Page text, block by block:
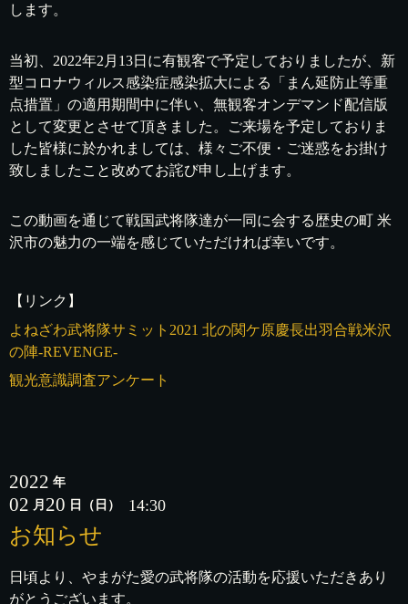
します。
当初、2022年2月13日に有観客で予定しておりましたが、新
型コロナウィルス感染症感染拡大による「まん延防止等重
点措置」の適用期間中に伴い、無観客オンデマンド配信版
として変更とさせて頂きました。ご来場を予定しておりま
した皆様に於かれましては、様々ご不便・ご迷惑をお掛け
致しましたこと改めてお詫び申し上げます。
この動画を通じて戦国武将隊達が一同に会する歴史の町 米
沢市の魅力の一端を感じていただければ幸いです。
【リンク】
よねざわ武将隊サミット2021 北の関ケ原慶長出羽合戦米沢
の陣-REVENGE-
観光意識調査アンケート
2022 年
02 月 20 日 （日） 14:30
お知らせ
日頃より、やまがた愛の武将隊の活動を応援いただきあり
がとうございます。